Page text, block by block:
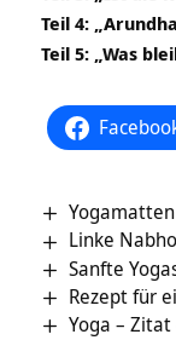
Teil 4:
Teil 5: „Was
Linke
Sanfte
Rezept für
Yoga – Zitat